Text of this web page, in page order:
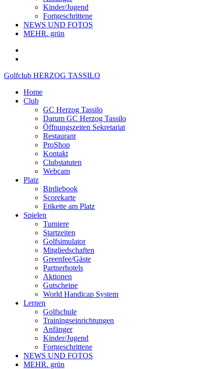
Kinder/Jugend
Fortgeschrittene
NEWS UND FOTOS
MEHR. grün
Golfclub HERZOG TASSILO
Home
Club
GC Herzog Tassilo
Darum GC Herzog Tassilo
Öffnungszeiten Sekretariat
Restaurant
ProShop
Kontakt
Clubstatuten
Webcam
Platz
Birdiebook
Scorekarte
Etikette am Platz
Spielen
Turniere
Startzeiten
Golfsimulator
Mitgliedschaften
Greenfee/Gäste
Partnerhotels
Aktionen
Gutscheine
World Handicap System
Lernen
Golfschule
Trainingseinrichtungen
Anfänger
Kinder/Jugend
Fortgeschrittene
NEWS UND FOTOS
MEHR. grün